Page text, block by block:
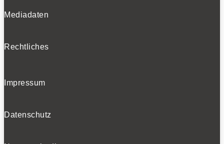
Mediadaten
Rechtliches
Impressum
Datenschutz